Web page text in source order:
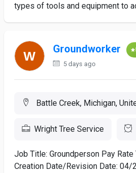
types of tools and equipment to
Groundworker
5 days ago
Battle Creek, Michigan,
Wright Tree Service
Job Title: Groundperson Pay
Creation Date/Revision Date: